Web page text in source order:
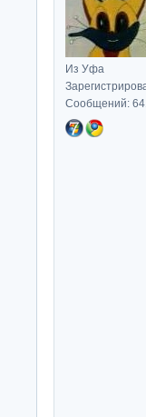
Из Уфа
Сообщений: